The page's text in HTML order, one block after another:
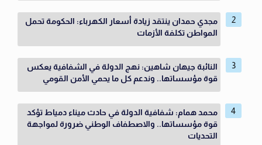
مجدي حمدان ينتقد زيادة أسعار الكهرباء: الحكومة تحمل
المواطن تكلفة الأزمات
النائبة جيهان شاهين: نهج الدولة في الشفافية يعكس
قوة مؤسساتها.. وندعم كل ما يحمي الأمن القومي
محمد همام: شفافية الدولة في حادث ميناء دمياط تؤكد
قوة مؤسساتها.. والاصطفاف الوطني ضرورة لمواجهة
التحديات